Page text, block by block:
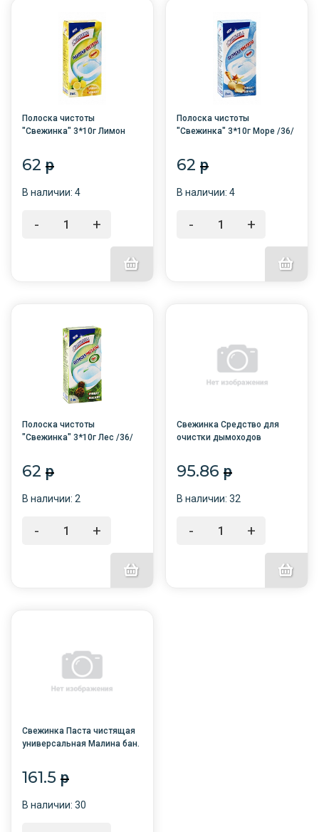
Полоска чистоты
"Свежинка" 3*10г Лимон
62 p
В наличии: 4
- +
Полоска чистоты
"Свежинка" 3*10г Море /36/
62p
В наличии: 4
- +
Полоска чистоты
"Свежинка" 3*10г Лес /36/
62 p
В наличии: 2
- +
Свежинка Средство для
очистки дымоходов
95.86p
В наличии: 32
- +
Свежинка Паста чистящая
универсальная Малина бан.
161.5 p
В наличии: 30